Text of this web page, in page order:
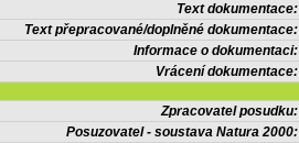
Text dokumentace:
Text přepracované/doplněné dokumentace:
Informace o dokumentaci:
Vrácení dokumentace:
Zpracovatel posudku:
Posuzovatel - soustava Natura 2000: